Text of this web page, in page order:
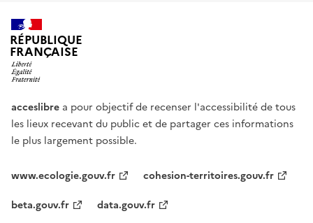
RÉPUBLIQUE
FRANÇAISE
acceslibre a pour objectif de recenser l'accessibilité de tous
les lieux recevant du public et de partager ces informations
le plus largement possible.
www.ecologie.gouv.fr
cohesion-territoires.gouv.fr
beta.gouv.fr
data.gouv.fr